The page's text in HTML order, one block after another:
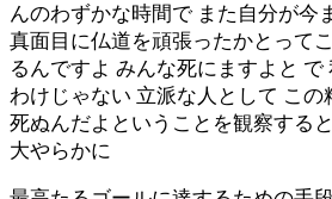
んのわずかな時間で また自分が今
真面目に仏道を頑張ったかとって
るんですよ みんな死にますよと で
わけじゃない 立派な人として この
死ぬんだよということを観察する
大やらかに